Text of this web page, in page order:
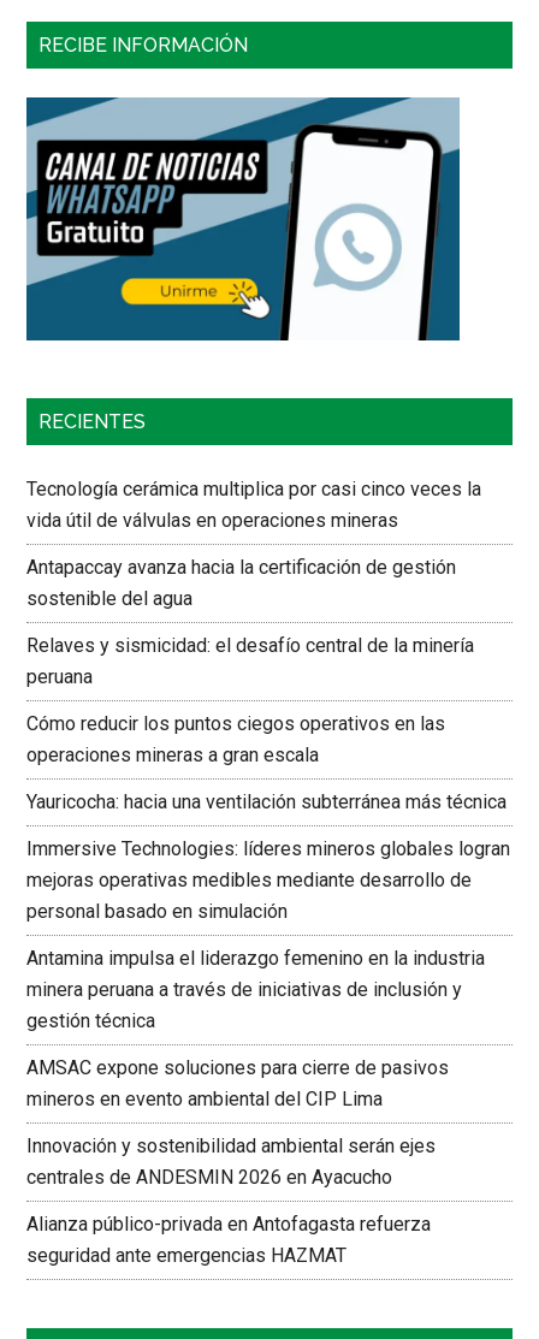
RECIBE INFORMACIÓN
RECIENTES
Tecnología cerámica multiplica por casi cinco veces la
vida útil de válvulas en operaciones mineras
Antapaccay avanza hacia la certificación de gestión
sostenible del agua
Relaves y sismicidad: el desafío central de la minería
peruana
Cómo reducir los puntos ciegos operativos en las
operaciones mineras a gran escala
Yauricocha: hacia una ventilación subterránea más técnica
Immersive Technologies: líderes mineros globales logran
mejoras operativas medibles mediante desarrollo de
personal basado en simulación
Antamina impulsa el liderazgo femenino en la industria
minera peruana a través de iniciativas de inclusión y
gestión técnica
AMSAC expone soluciones para cierre de pasivos
mineros en evento ambiental del CIP Lima
Innovación y sostenibilidad ambiental serán ejes
centrales de ANDESMIN 2026 en Ayacucho
Alianza público-privada en Antofagasta refuerza
seguridad ante emergencias HAZMAT